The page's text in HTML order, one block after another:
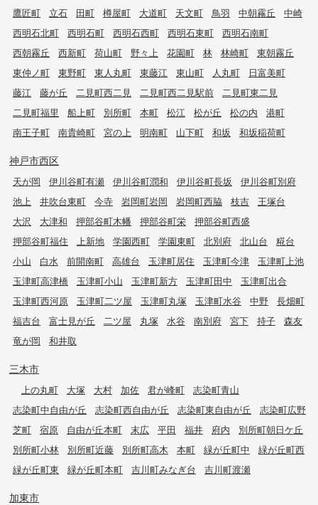
鷹匠町
立石 田町 樽屋町 大道町 天文町 鳥羽 中朝霧丘
中崎
西明石北町
西明石町 西明石西町 西明石東町
西明石南町
西朝霧丘
西新町 荷山町 野々上 花園町 林 林崎町
東朝霧丘
東仲ノ町
東野町 東人丸町 東藤江 東山町 人丸町
日富美町
藤江
藤が丘 二見町西二見 二見町西二見駅前
二見町東二見
二見町福里
船上町 別所町 本町 松江 松が丘 松の内
港町
南王子町
南貴崎町 宮の上 明南町 山下町 和坂 和坂稲荷町
神戸市西区
天が岡 伊川谷町有瀬 伊川谷町潤和 伊川谷町長坂
伊川谷町別府
池上
井吹台東町 今寺 岩岡町岩岡 岩岡町西脇 枝吉
王塚台
大沢
大津和 押部谷町木幡 押部谷町栄
押部谷町西盛
押部谷町福住
上新地 学園西町 学園東町 北別府 北山台
糀台
小山
白水 前開南町 高雄台 玉津町居住 玉津町今津
玉津町上池
玉津町高津橋
玉津町小山 玉津町新方 玉津町田中
玉津町出合
玉津町西河原
玉津町二ツ屋 玉津町丸塚 玉津町水谷 中野
長畑町
福吉台
富士見が丘 二ツ屋 丸塚 水谷 南別府 宮下 持子
森友
竜が岡
和井取
三木市
上の丸町 大塚 大村 加佐 君が峰町
志染町青山
志染町中自由が丘
志染町西自由が丘 志染町東自由が丘
志染町広野
芝町
宿原 自由が丘本町 末広 平田 福井 府内
別所町朝日ケ丘
別所町小林
別所町近藤 別所町高木 本町 緑が丘町中
緑が丘町西
緑が丘町東
緑が丘町本町 吉川町みなぎ台 吉川町渡瀬
加東市